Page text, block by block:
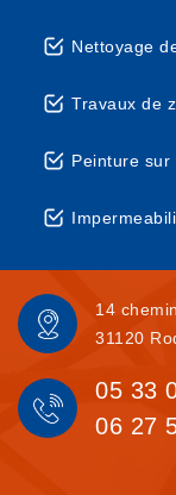
Nettoyage
Travaux de
Peinture sur
14
31120
05 33
06 27